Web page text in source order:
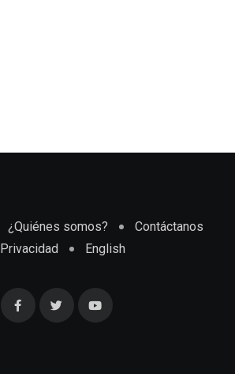
¿Quiénes somos?
Contáctanos
Privacidad
English